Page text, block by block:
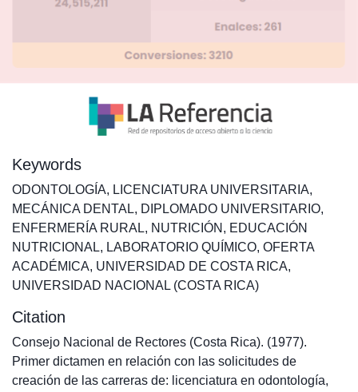
Keywords
ODONTOLOGÍA, LICENCIATURA UNIVERSITARIA,
MECÁNICA DENTAL, DIPLOMADO UNIVERSITARIO,
ENFERMERÍA RURAL, NUTRICIÓN , EDUCACIÓN
NUTRICIONAL, LABORATORIO QUÍMICO, OFERTA
ACADÉMICA, UNIVERSIDAD DE COSTA RICA,
UNIVERSIDAD NACIONAL (COSTA RICA)
Citation
Consejo Nacional de Rectores (Costa Rica). (1977).
Primer dictamen en relación con las solicitudes de
creación de las carreras de: licenciatura en odontología,